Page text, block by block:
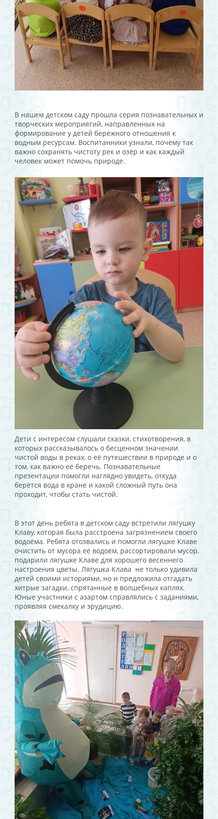
В нашем детском саду прошла серия познавательных и
творческих мероприятий, направленных на
формирование у детей бережного отношения к
водным ресурсам. Воспитанники узнали, почему так
важно сохранять чистоту рек и озёр и как каждый
человек может помочь природе.
Дети с интересом слушали сказки, стихотворения, в
которых рассказывалось о бесценном значении
чистой воды в реках, о её путешествии в природе и о
том, как важно её беречь. Познавательные
презентации помогли наглядно увидеть, откуда
берётся вода в кране и какой сложный путь она
проходит, чтобы стать чистой.
В этот день ребята в детском саду встретили лягушку
Клаву, которая была расстроена загрязнением своего
водоёма. Ребята отозвались и помогли лягушке Клаве
очистить от мусора её водоём, рассортировали мусор,
подарили лягушке Клаве для хорошего весеннего
настроения цветы. Лягушка Клава не только удивила
детей своими историями, но и предложила отгадать
хитрые загадки, спрятанные в волшебных каплях.
Юные участники с азартом справлялись с заданиями,
проявляя смекалку и эрудицию.